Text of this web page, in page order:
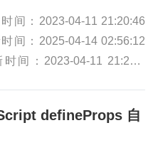
间：2023-04-11 21:20:46
间：2025-04-14 02:56:12
间：2023-04-11 21:20:4
defineProps 自